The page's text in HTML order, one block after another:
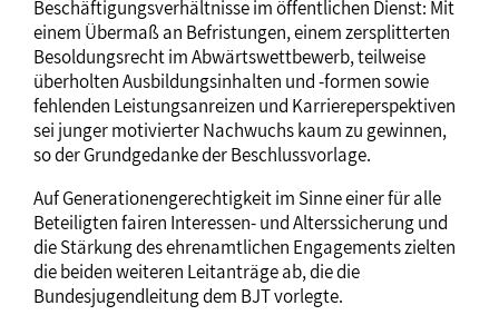
Beschäftigungsverhältnisse im öffentlichen Dienst: Mit
einem Übermaß an Befristungen, einem zersplitterten
Besoldungsrecht im Abwärtswettbewerb, teilweise
überholten Ausbildungsinhalten und -formen sowie
fehlenden Leistungsanreizen und Karriereperspektiven
sei junger motivierter Nachwuchs kaum zu gewinnen,
so der Grundgedanke der Beschlussvorlage.
Auf Generationengerechtigkeit im Sinne einer für alle
Beteiligten fairen Interessen- und Alterssicherung und
die Stärkung des ehrenamtlichen Engagements zielten
die beiden weiteren Leitanträge ab, die die
Bundesjugendleitung dem BJT vorlegte.